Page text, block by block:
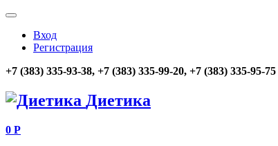
Вход
Регистрация
+7 (383) 335-93-38, +7 (383) 335-99-20, +7 (383) 335-95-75
Диетика
0 Р